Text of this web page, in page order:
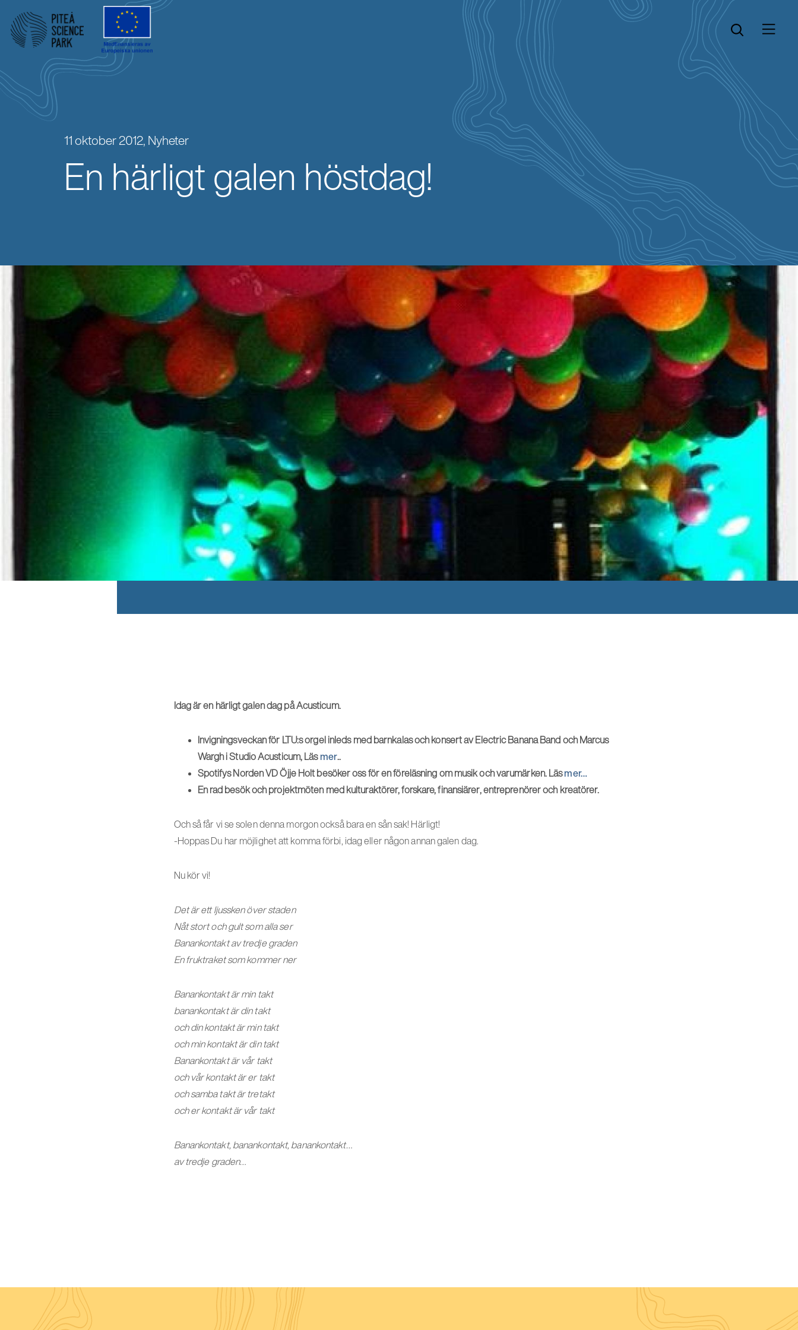
Öppna sök
Öppna menyn
11 oktober 2012, Nyheter
En härligt galen höstdag!
Idag är en härligt galen dag på Acusticum.
Invigningsveckan för LTU:s orgel inleds med barnkalas och konsert av Electric Banana Band och Marcus
Wargh i Studio Acusticum, Läs mer..
Spotifys Norden VD Öjje Holt besöker oss för en föreläsning om musik och varumärken. Läsmer…
En rad besök och projektmöten med kulturaktörer, forskare, finansiärer, entreprenörer och kreatörer.
Och så får vi se solen denna morgon också bara en sån sak! Härligt!
-Hoppas Du har möjlighet att komma förbi, idag eller någon annan galen dag.
Nu kör vi!
Det är ett ljussken över staden
Nåt stort och gult som alla ser
Banankontakt av tredje graden
En fruktraket som kommer ner
Banankontakt är min takt
banankontakt är din takt
och din kontakt är min takt
och min kontakt är din takt
Banankontakt är vår takt
och vår kontakt är er takt
och samba takt är tretakt
och er kontakt är vår takt
Banankontakt, banankontakt, banankontakt…
av tredje graden…